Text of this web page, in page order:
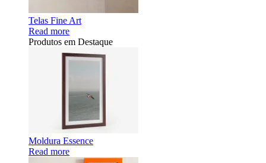
Telas Fine Art
Read more
Produtos em Destaque
Moldura Essence
Read more